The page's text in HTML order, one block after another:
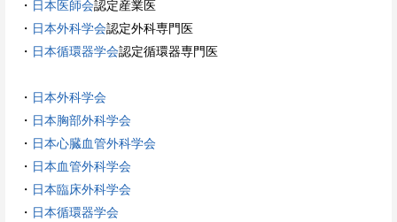
・ 日本医師会認定産業医
・ 日本外科学会認定外科専門医
・ 日本循環器学会認定循環器専門医
・ 日本外科学会
・ 日本胸部外科学会
・ 日本心臓血管外科学会
・ 日本血管外科学会
・ 日本臨床外科学会
・ 日本循環器学会